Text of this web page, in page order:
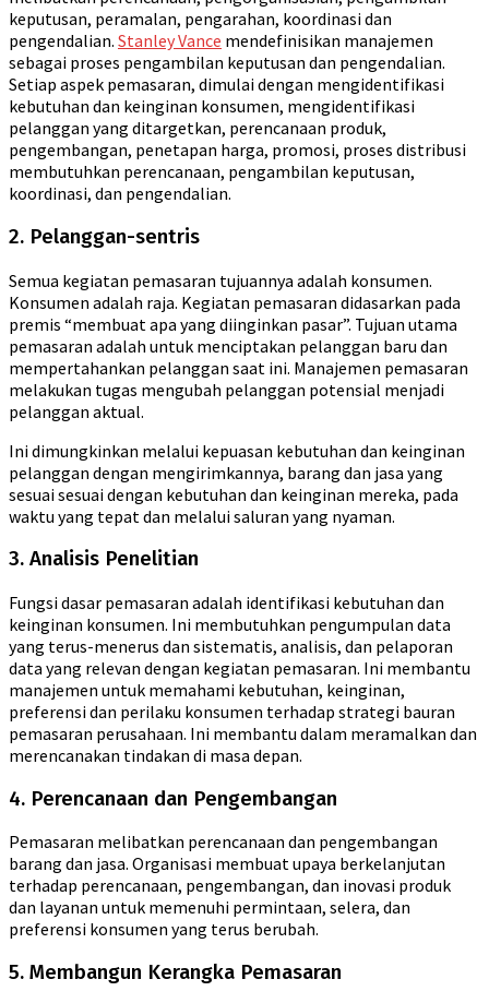
keputusan, peramalan, pengarahan, koordinasi dan
pengendalian. Stanley Vance mendefinisikan manajemen
sebagai proses pengambilan keputusan dan pengendalian.
Setiap aspek pemasaran, dimulai dengan mengidentifikasi
kebutuhan dan keinginan konsumen, mengidentifikasi
pelanggan yang ditargetkan, perencanaan produk,
pengembangan, penetapan harga, promosi, proses distribusi
membutuhkan perencanaan, pengambilan keputusan,
koordinasi, dan pengendalian.
2. Pelanggan-sentris
Semua kegiatan pemasaran tujuannya adalah konsumen.
Konsumen adalah raja. Kegiatan pemasaran didasarkan pada
premis “membuat apa yang diinginkan pasar”. Tujuan utama
pemasaran adalah untuk menciptakan pelanggan baru dan
mempertahankan pelanggan saat ini. Manajemen pemasaran
melakukan tugas mengubah pelanggan potensial menjadi
pelanggan aktual.
Ini dimungkinkan melalui kepuasan kebutuhan dan keinginan
pelanggan dengan mengirimkannya, barang dan jasa yang
sesuai sesuai dengan kebutuhan dan keinginan mereka, pada
waktu yang tepat dan melalui saluran yang nyaman.
3. Analisis Penelitian
Fungsi dasar pemasaran adalah identifikasi kebutuhan dan
keinginan konsumen. Ini membutuhkan pengumpulan data
yang terus-menerus dan sistematis, analisis, dan pelaporan
data yang relevan dengan kegiatan pemasaran. Ini membantu
manajemen untuk memahami kebutuhan, keinginan,
preferensi dan perilaku konsumen terhadap strategi bauran
pemasaran perusahaan. Ini membantu dalam meramalkan dan
merencanakan tindakan di masa depan.
4. Perencanaan dan Pengembangan
Pemasaran melibatkan perencanaan dan pengembangan
barang dan jasa. Organisasi membuat upaya berkelanjutan
terhadap perencanaan, pengembangan, dan inovasi produk
dan layanan untuk memenuhi permintaan, selera, dan
preferensi konsumen yang terus berubah.
5. Membangun Kerangka Pemasaran